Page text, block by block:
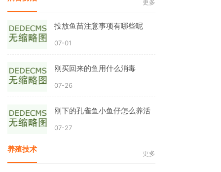
更多
投放鱼苗注意事项有哪些呢
07-01
刚买回来的鱼用什么消毒
07-26
刚下的孔雀鱼小鱼仔怎么养活
07-27
养殖技术 更多